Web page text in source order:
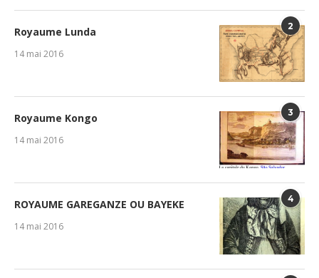
2
Royaume Lunda
14 mai 2016
3
Royaume Kongo
14 mai 2016
4
ROYAUME GAREGANZE OU BAYEKE
14 mai 2016